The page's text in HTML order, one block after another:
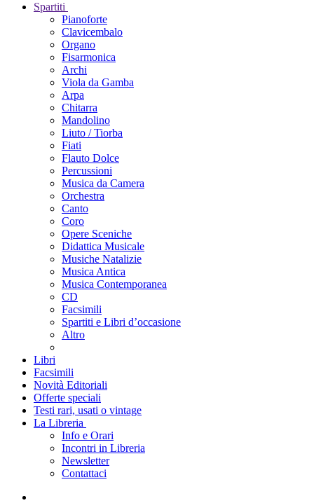
Spartiti
Pianoforte
Clavicembalo
Organo
Fisarmonica
Archi
Viola da Gamba
Arpa
Chitarra
Mandolino
Liuto / Tiorba
Fiati
Flauto Dolce
Percussioni
Musica da Camera
Orchestra
Canto
Coro
Opere Sceniche
Didattica Musicale
Musiche Natalizie
Musica Antica
Musica Contemporanea
CD
Facsimili
Spartiti e Libri d’occasione
Altro
Libri
Facsimili
Novità Editoriali
Offerte speciali
Testi rari, usati o vintage
La Libreria
Info e Orari
Incontri in Libreria
Newsletter
Contattaci